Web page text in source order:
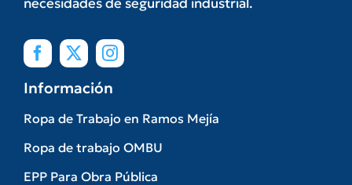
Información
Ropa de Trabajo en Ramos Mejía
Ropa de trabajo OMBU
EPP Para Obra Pública